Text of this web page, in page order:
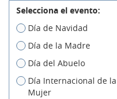
Selecciona el evento:
Día de Navidad
Día de la Madre
Día del Abuelo
Día Internacional de la
Mujer